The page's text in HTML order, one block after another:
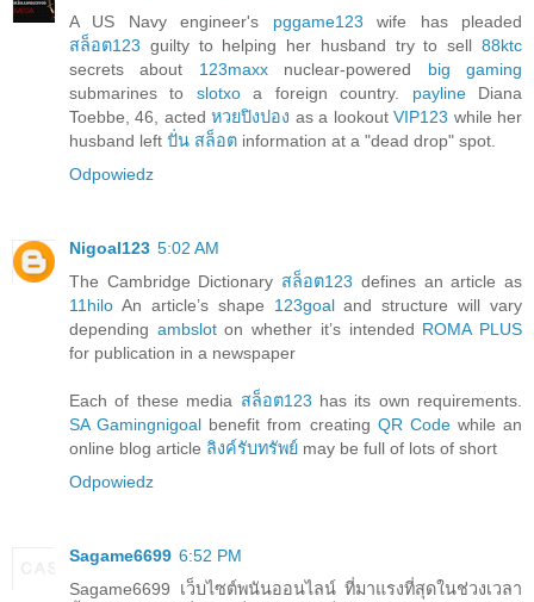
A US Navy engineer's pggame123 wife has pleaded
สล็อต123 guilty to helping her husband try to sell 88ktc
secrets about 123maxxnuclear-powered big gaming
submarines to slotxoa foreign country. paylineDiana
Toebbe, 46, actedหวยปิงปอง as a lookoutVIP123 while her
husband left ปั่น สล็อต information at a "dead drop" spot.
Odpowiedz
Nigoal123 5:02 AM
The Cambridge Dictionary สล็อต123 defines an article as
11hilo An article’s shape 123goaland structure will vary
depending ambsloton whether it’s intended ROMA PLUS
for publication in a newspaper
Each of these media สล็อต123 has its own requirements.
SA Gamingnigoal benefit from creating QR Codewhile an
online blog article ลิงค์รับทรัพย์ may be full of lots of short
Odpowiedz
Sagame6699 6:52 PM
Sagame6699 เว็บไซต์พนันออนไลน์ ที่มาแรงที่สุดในช่วงเวลา